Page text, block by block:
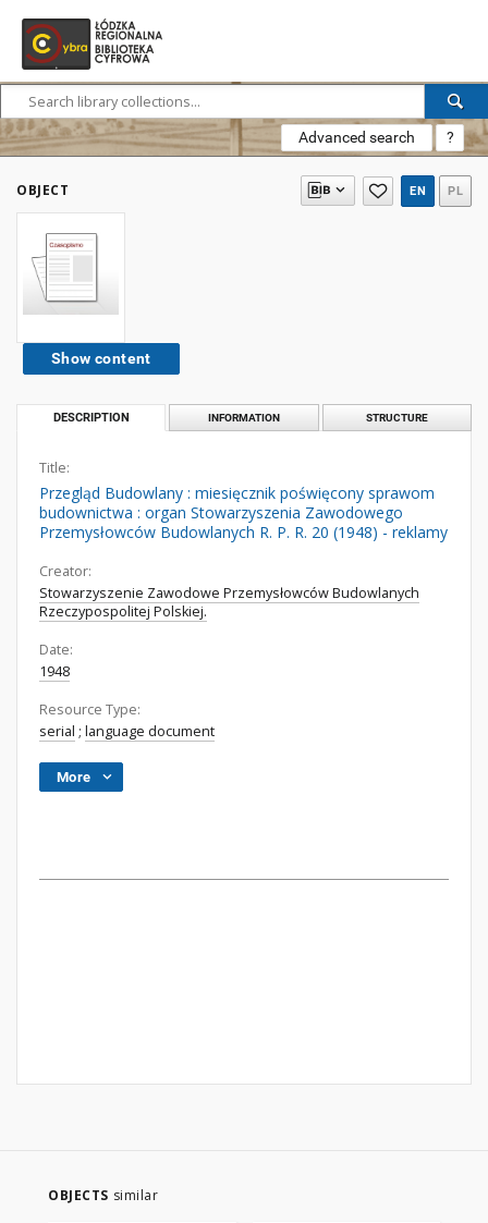
Advanced search ?
OBJECT EN PL
Show content
DESCRIPTION INFORMATION STRUCTURE
Title:
Przegląd Budowlany : miesięcznik poświęcony sprawom
budownictwa : organ Stowarzyszenia Zawodowego
Przemysłowców Budowlanych R. P. R. 20 (1948) - reklamy
Creator:
Stowarzyszenie Zawodowe Przemysłowców Budowlanych
Rzeczypospolitej Polskiej.
Date:
1948
Resource Type:
serial ; language document
More
OBJECTS similar